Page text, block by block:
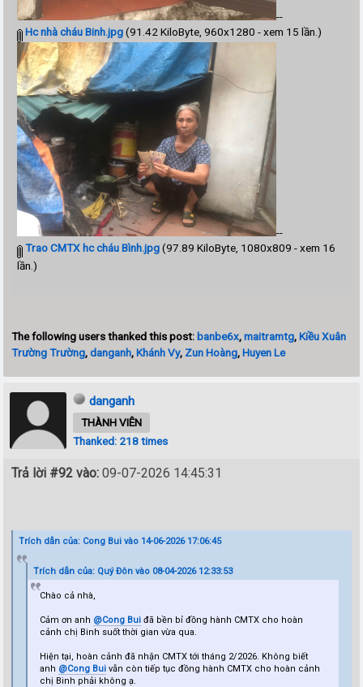
--
Hc nhà cháu Binh.jpg(91.42 KiloByte, 960x1280 - xem 15 lần.)
--
Trao CMTX hc cháu Bình.jpg(97.89 KiloByte, 1080x809 - xem 16
lần.)
The following users thanked this post: banbe6x,maitramtg,Kiều Xuân
Trường Trường,danganh,Khánh Vy, Zun Hoàng,Huyen Le
danganh
THÀNH VIÊN
Thanked: 218 times
Trả lời #92 vào: 09-07-2026 14:45:31
Trích dẫn của: Cong Bui vào 14-06-2026 17:06:45
Trích dẫn của: Quý Đôn vào 08-04-2026 12:33:53
Chào cả nhà,
Cảm ơn anh @Cong Bui đã bền bỉ đồng hành CMTX cho hoàn
cảnh chị Binh suốt thời gian vừa qua.
Hiện tại, hoàn cảnh đã nhận CMTX tới tháng 2/2026. Không biết
anh @Cong Bui vẫn còn tiếp tục đồng hành CMTX cho hoàn cảnh
chị Binh phải không ạ.